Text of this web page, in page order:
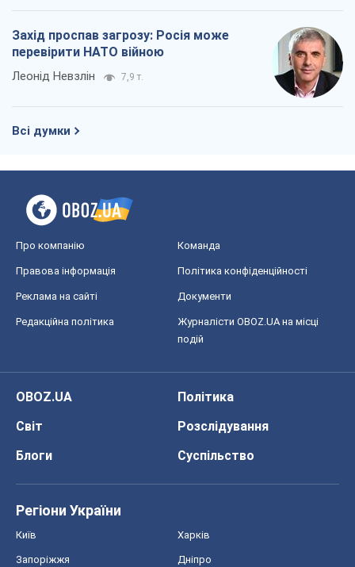
Захід проспав загрозу: Росія може
перевірити НАТО війною
Леонід Невзлін 7,9 т.
Всі думки
Про компанію Команда
Правова інформація Політика конфіденційності
Реклама на сайті Документи
Редакційна політика
Журналісти OBOZ.UA на місці
подій
OBOZ.UA
Політика
Світ
Розслідування
Блоги
Суспільство
Регіони України
Київ Харків
Запоріжжя Дніпро